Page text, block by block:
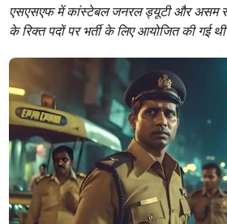
एसएसएफ में कांस्टेबल जनरल ड्यूटी और असम
के रिक्त पदों पर भर्ती के लिए आयोजित की गई